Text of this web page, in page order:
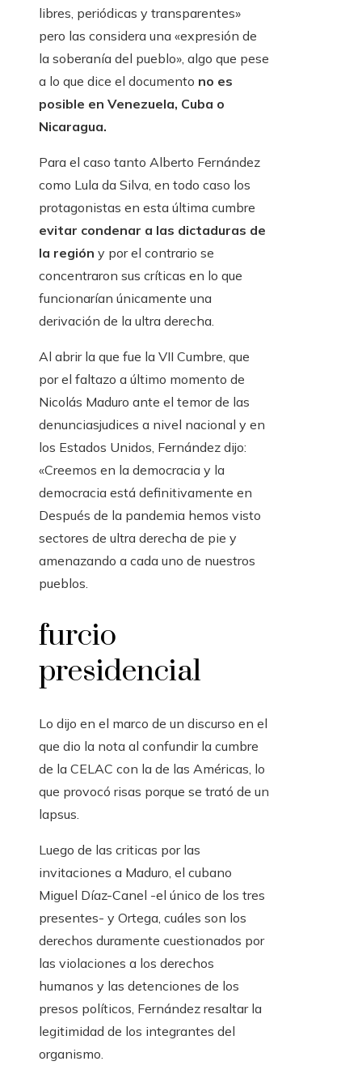
libres, periódicas y transparentes»
pero las considera una «expresión de
la soberanía del pueblo», algo que pese
a lo que dice el documento no es
posible en Venezuela, Cuba o
Nicaragua.
Para el caso tanto Alberto Fernández
como Lula da Silva, en todo caso los
protagonistas en esta última cumbre
evitar condenar a las dictaduras de
la región y por el contrario se
concentraron sus críticas en lo que
funcionarían únicamente una
derivación de la ultra derecha.
Al abrir la que fue la VII Cumbre, que
por el faltazo a último momento de
Nicolás Maduro ante el temor de las
denunciasjudices a nivel nacional y en
los Estados Unidos, Fernández dijo:
«Creemos en la democracia y la
democracia está definitivamente en
Después de la pandemia hemos visto
sectores de ultra derecha de pie y
amenazando a cada uno de nuestros
pueblos.
furcio
presidencial
Lo dijo en el marco de un discurso en el
que dio la nota al confundir la cumbre
de la CELAC con la de las Américas, lo
que provocó risas porque se trató de un
lapsus.
Luego de las criticas por las
invitaciones a Maduro, el cubano
Miguel Díaz-Canel -el único de los tres
presentes- y Ortega, cuáles son los
derechos duramente cuestionados por
las violaciones a los derechos
humanos y las detenciones de los
presos políticos, Fernández resaltar la
legitimidad de los integrantes del
organismo.